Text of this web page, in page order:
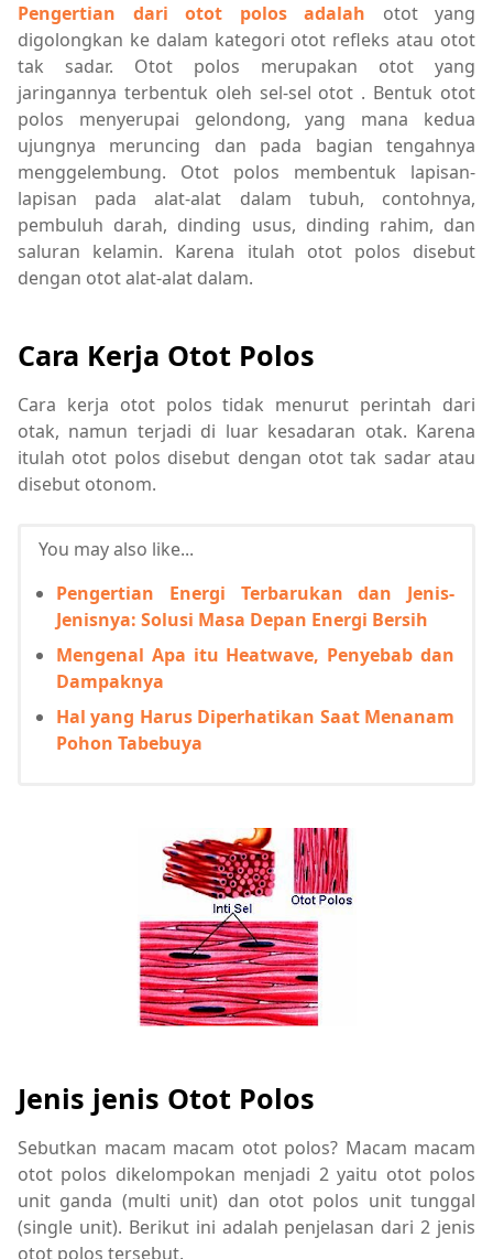
Pengertian dari otot polos adalah otot yang
digolongkan ke dalam kategori otot refleks atau otot
tak sadar. Otot polos merupakan otot yang
jaringannya terbentuk oleh sel-sel otot . Bentuk otot
polos menyerupai gelondong, yang mana kedua
ujungnya meruncing dan pada bagian tengahnya
menggelembung. Otot polos membentuk lapisan-
lapisan pada alat-alat dalam tubuh, contohnya,
pembuluh darah, dinding usus, dinding rahim, dan
saluran kelamin. Karena itulah otot polos disebut
dengan otot alat-alat dalam.
Cara Kerja Otot Polos
Cara kerja otot polos tidak menurut perintah dari
otak, namun terjadi di luar kesadaran otak. Karena
itulah otot polos disebut dengan otot tak sadar atau
disebut otonom.
You may also like...
Pengertian Energi Terbarukan dan Jenis-
Jenisnya: Solusi Masa Depan Energi Bersih
Mengenal Apa itu Heatwave, Penyebab dan
Dampaknya
Hal yang Harus Diperhatikan Saat Menanam
Pohon Tabebuya
Jenis jenis Otot Polos
Sebutkan macam macam otot polos? Macam macam
otot polos dikelompokan menjadi 2 yaitu otot polos
unit ganda (multi unit) dan otot polos unit tunggal
(single unit). Berikut ini adalah penjelasan dari 2 jenis
otot polos tersebut.